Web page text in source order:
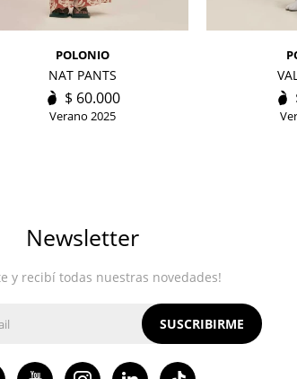
POLONIO
NAT PANTS
$ 60.000
Verano 2025
Newsletter
y recibí todas nuestras novedades!
SUSCRIBIRME